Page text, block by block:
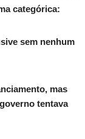
categórica:
sem nenhum
mas
tentava